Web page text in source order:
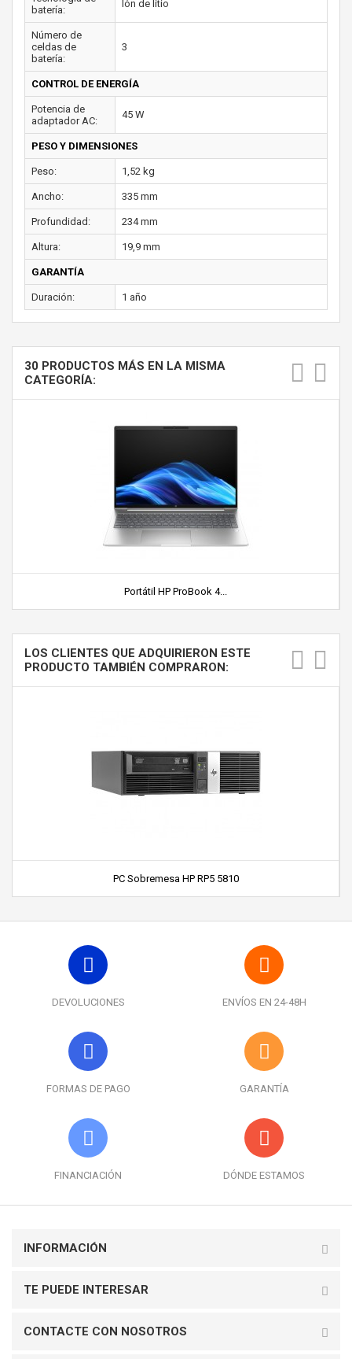
batería:
Ión de litio
Número de
celdas de
batería:
3
CONTROL DE ENERGÍA
Potencia de
adaptador AC:
45 W
PESO Y DIMENSIONES
Peso: 1,52 kg
Ancho: 335 mm
Profundidad: 234 mm
Altura: 19,9 mm
GARANTÍA
Duración: 1 año
30 PRODUCTOS MÁS EN LA MISMA
CATEGORÍA:
Portátil HP ProBook 4...
LOS CLIENTES QUE ADQUIRIERON ESTE
PRODUCTO TAMBIÉN COMPRARON:
PC Sobremesa HP RP5 5810
DEVOLUCIONES ENVÍOS EN 24-48H
FORMAS DE PAGO GARANTÍA
FINANCIACIÓN DÓNDE ESTAMOS
INFORMACIÓN
TE PUEDE INTERESAR
CONTACTE CON NOSOTROS